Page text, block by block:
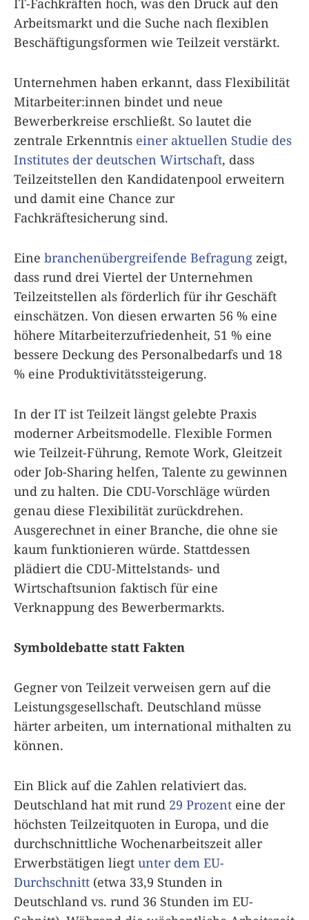
Arbeitsmarkt und die Suche nach flexiblen
Beschäftigungsformen wie Teilzeit verstärkt.
Unternehmen haben erkannt, dass Flexibilität
Mitarbeiter:innen bindet und neue
Bewerberkreise erschließt. So lautet die
zentrale Erkenntnis einer aktuellen Studie des
Institutes der deutschen Wirtschaft, dass
Teilzeitstellen den Kandidatenpool erweitern
und damit eine Chance zur
Fachkräftesicherung sind.
Eine branchenübergreifende Befragung zeigt,
dass rund drei Viertel der Unternehmen
Teilzeitstellen als förderlich für ihr Geschäft
einschätzen. Von diesen erwarten 56 % eine
höhere Mitarbeiterzufriedenheit, 51 % eine
bessere Deckung des Personalbedarfs und 18
% eine Produktivitätssteigerung.
In der IT ist Teilzeit längst gelebte Praxis
moderner Arbeitsmodelle. Flexible Formen
wie Teilzeit-Führung, Remote Work, Gleitzeit
oder Job-Sharing helfen, Talente zu gewinnen
und zu halten. Die CDU-Vorschläge würden
genau diese Flexibilität zurückdrehen.
Ausgerechnet in einer Branche, die ohne sie
kaum funktionieren würde. Stattdessen
plädiert die CDU-Mittelstands- und
Wirtschaftsunion faktisch für eine
Verknappung des Bewerbermarkts.
Symboldebatte statt Fakten
Gegner von Teilzeit verweisen gern auf die
Leistungsgesellschaft. Deutschland müsse
härter arbeiten, um international mithalten zu
können.
Ein Blick auf die Zahlen relativiert das.
Deutschland hat mit rund 29 Prozent eine der
höchsten Teilzeitquoten in Europa, und die
durchschnittliche Wochenarbeitszeit aller
Erwerbstätigen liegt unter dem EU-
Durchschnitt (etwa 33,9 Stunden in
Deutschland vs. rund 36 Stunden im EU-